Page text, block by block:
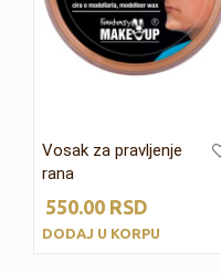
Vosak za pravljenje
rana
550.00 RSD
DODAJ U KORPU